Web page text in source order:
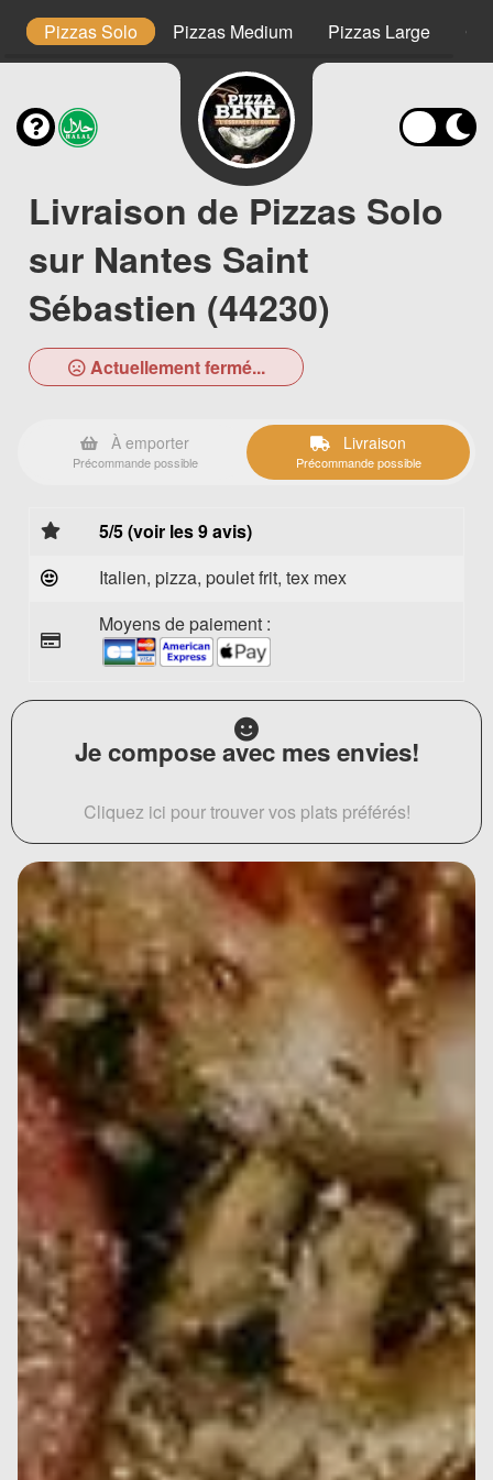
Pizzas Solo Pizzas Medium Pizzas Large
Livraison de Pizzas Solo
sur Nantes Saint
Sébastien (44230)
Actuellement fermé...
À emporter
Précommande possible
Livraison
Précommande possible
5/5 (voir les 9 avis)
Italien, pizza, poulet frit, tex mex
Moyens de paiement :
Je compose avec mes envies!
Cliquez ici pour trouver vos plats préférés!